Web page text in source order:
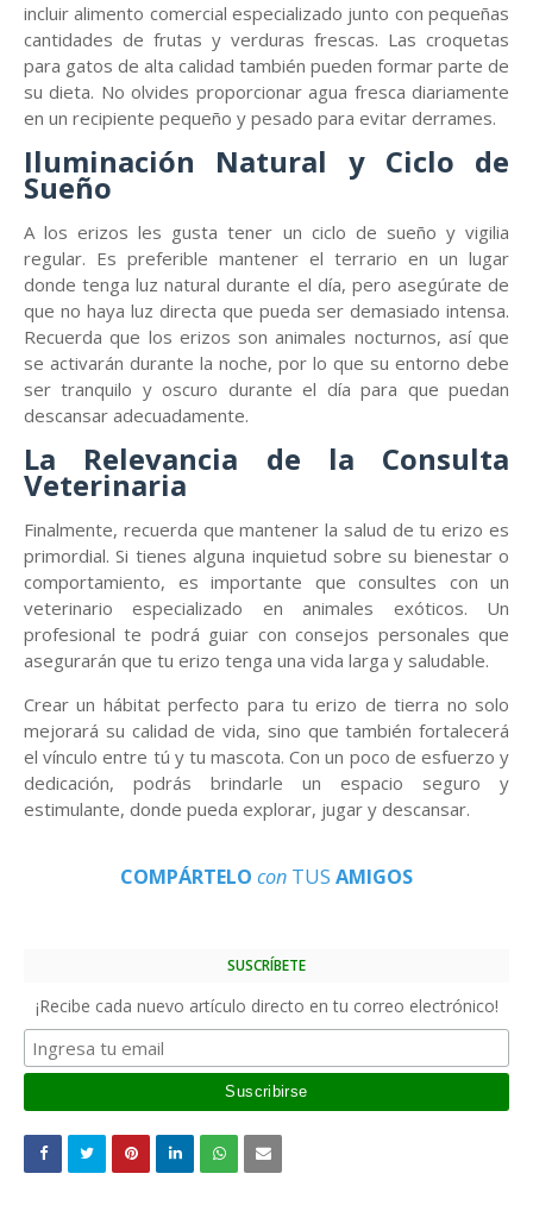
incluir alimento comercial especializado junto con pequeñas
cantidades de frutas y verduras frescas. Las croquetas
para gatos de alta calidad también pueden formar parte de
su dieta. No olvides proporcionar agua fresca diariamente
en un recipiente pequeño y pesado para evitar derrames.
Iluminación Natural y Ciclo de
Sueño
A los erizos les gusta tener un ciclo de sueño y vigilia
regular. Es preferible mantener el terrario en un lugar
donde tenga luz natural durante el día, pero asegúrate de
que no haya luz directa que pueda ser demasiado intensa.
Recuerda que los erizos son animales nocturnos, así que
se activarán durante la noche, por lo que su entorno debe
ser tranquilo y oscuro durante el día para que puedan
descansar adecuadamente.
La Relevancia de la Consulta
Veterinaria
Finalmente, recuerda que mantener la salud de tu erizo es
primordial. Si tienes alguna inquietud sobre su bienestar o
comportamiento, es importante que consultes con un
veterinario especializado en animales exóticos. Un
profesional te podrá guiar con consejos personales que
asegurarán que tu erizo tenga una vida larga y saludable.
Crear un hábitat perfecto para tu erizo de tierra no solo
mejorará su calidad de vida, sino que también fortalecerá
el vínculo entre tú y tu mascota. Con un poco de esfuerzo y
dedicación, podrás brindarle un espacio seguro y
estimulante, donde pueda explorar, jugar y descansar.
COMPÁRTELO con TUS AMIGOS
SUSCRÍBETE
¡Recibe cada nuevo artículo directo en tu correo electrónico!